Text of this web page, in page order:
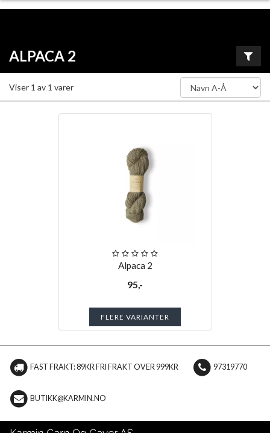
ALPACA 2
Viser 1 av 1 varer
Alpaca 2
95,-
FLERE VARIANTER
FAST FRAKT: 89KR FRI FRAKT OVER 999KR 97319770
BUTIKK@KARMIN.NO